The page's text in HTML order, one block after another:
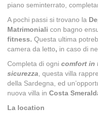
piano seminterrato,
A pochi passi si trovano la
Matrimoniali con bagno
fitness. Questa ultima
camera da letto, in caso di
Completa di ogni comfort in
sicurezza , questa villa
della Sardegna, ed
nuova villa in Costa
La location